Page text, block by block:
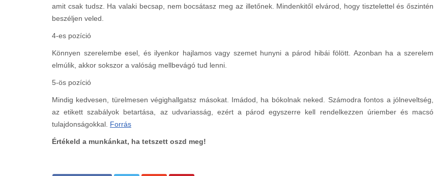
amit csak tudsz. Ha valaki becsap, nem bocsátasz meg az illetőnek. Mindenkitől elvárod, hogy tisztelettel és őszintén
beszéljen veled.
4-es pozíció
Könnyen szerelembe esel, és ilyenkor hajlamos vagy szemet hunyni a párod hibái fölött. Azonban ha a szerelem
elmúlik, akkor sokszor a valóság mellbevágó tud lenni.
5-ös pozíció
Mindig kedvesen, türelmesen végighallgatsz másokat. Imádod, ha bókolnak neked. Számodra fontos a jólneveltség,
az etikett szabályok betartása, az udvariasság, ezért a párod egyszerre kell rendelkezzen úriember és macsó
tulajdonságokkal. Forrás
Értékeld a munkánkat, ha tetszett oszd meg!